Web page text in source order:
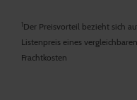
1Der Preisvorteil bezieht sich
Listenpreis eines
Frachtkosten